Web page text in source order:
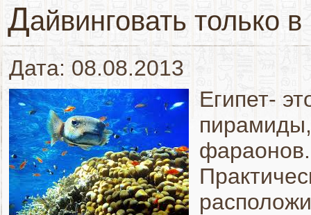
Дайвинговать только
Дата: 08.08.2013
Египет-